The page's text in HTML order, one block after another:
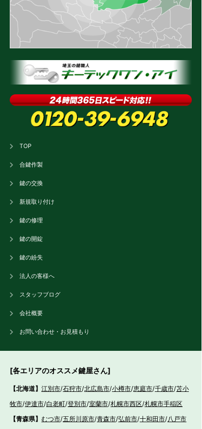
TOP
合鍵作製
鍵の交換
新規取り付け
鍵の修理
鍵の開錠
鍵の紛失
法人の客様へ
スタッフブログ
会社概要
お問い合わせ・お見積もり
[各エリアのオススメ鍵屋さん]
【北海道】 江別市/石狩市/北広島市/小樽市/恵庭市/千歳市/苫小
牧市/伊達市/白老町/登別市/室蘭市/札幌市西区/札幌市手稲区
【青森県】 むつ市/五所川原市/青森市/弘前市/十和田市/八戸市